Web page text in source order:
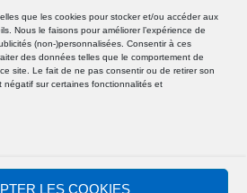
que les cookies pour stocker et/ou accéder aux
Nous le faisons pour améliorer l’expérience de
(non-)personnalisées. Consentir à ces
des données telles que le comportement de
site. Le fait de ne pas consentir ou de retirer son
sur certaines fonctionnalités et
LES COOKIES